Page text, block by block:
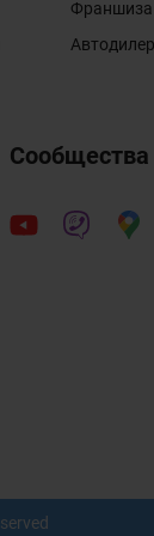
Франшиза
Сообщества